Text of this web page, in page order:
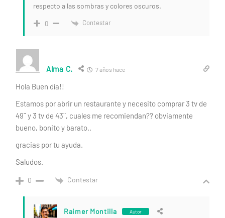
respecto a las sombras y colores oscuros.
0 Contestar
Alma C. 7 años hace
Hola Buen día!!
Estamos por abrir un restaurante y necesito comprar 3 tv de
49¨ y 3 tv de 43¨, cuales me recomiendan?? obviamente
bueno, bonito y barato..
gracias por tu ayuda.
Saludos.
0 Contestar
Raimer Montilla Autor